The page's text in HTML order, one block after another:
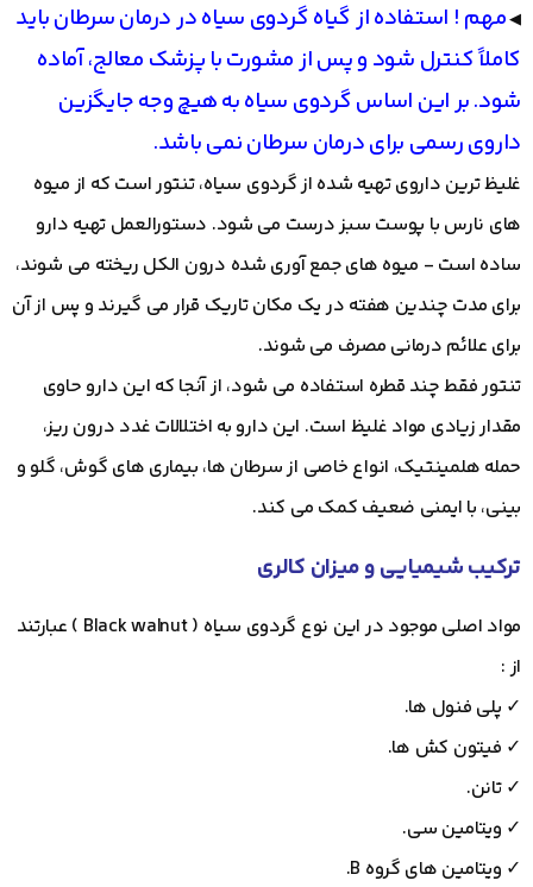
◀مهم ! استفاده از گیاه گردوی سیاه در درمان سرطان باید
کاملاً کنترل شود و پس از مشورت با پزشک معالج، آماده
شود. بر این اساس گردوی سیاه به هیچ وجه جایگزین
داروی رسمی برای درمان سرطان نمی باشد.
غلیظ ترین داروی تهیه شده از گردوی سیاه، تنتور است که از میوه
های نارس با پوست سبز درست می شود. دستورالعمل تهیه دارو
ساده است - میوه های جمع آوری شده درون الکل ریخته می شوند،
برای مدت چندین هفته در یک مکان تاریک قرار می گیرند و پس از آن
برای علائم درمانی مصرف می شوند.
تنتور فقط چند قطره استفاده می شود، از آنجا که این دارو حاوی
مقدار زیادی مواد غلیظ است. این دارو به اختلالات غدد درون ریز،
حمله هلمینتیک، انواع خاصی از سرطان ها، بیماری های گوش، گلو و
بینی، با ایمنی ضعیف کمک می کند.
ترکیب شیمیایی و میزان کالری
مواد اصلی موجود در این نوع گردوی سیاه ( Black walnut ) عبارتند
از :
✓ پلی فنول ها.
✓ فیتون کش ها.
✓ تانن.
✓ ویتامین سی.
✓ ویتامین های گروه B.